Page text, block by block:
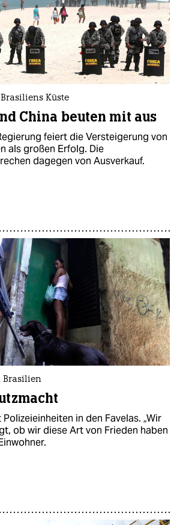
Küste
China beuten mit aus
feiert die Versteigerung von
als großen Erfolg. Die
dagegen von Ausverkauf.
Brasilien
in den Favelas. „Wir
ob wir diese Art von Frieden haben